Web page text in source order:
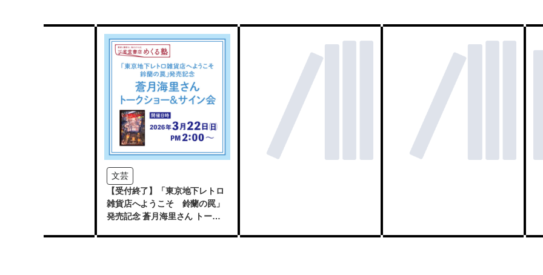
文芸
【受付終了】「東京地下レトロ
雑貨店へようこそ 鈴蘭の罠」
発売記念 蒼月海里さん トーク